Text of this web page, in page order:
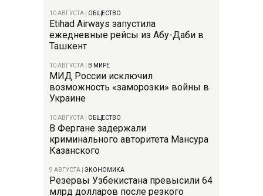
10 АВГУСТА ОБЩЕСТВО
Etihad Airways запустила
ежедневные рейсы из Абу-Даби в
Ташкент
10 АВГУСТА В МИРЕ
МИД России исключил
возможность «заморозки» войны в
Украине
10 АВГУСТА ОБЩЕСТВО
В Фергане задержали
криминального авторитета Мансура
Казанского
9 АВГУСТА ЭКОНОМИКА
Резервы Узбекистана превысили 64
млрд долларов после резкого